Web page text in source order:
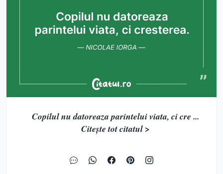
Copilul nu datoreaza parintelui viata, ci cre ...
Citește tot citatul >